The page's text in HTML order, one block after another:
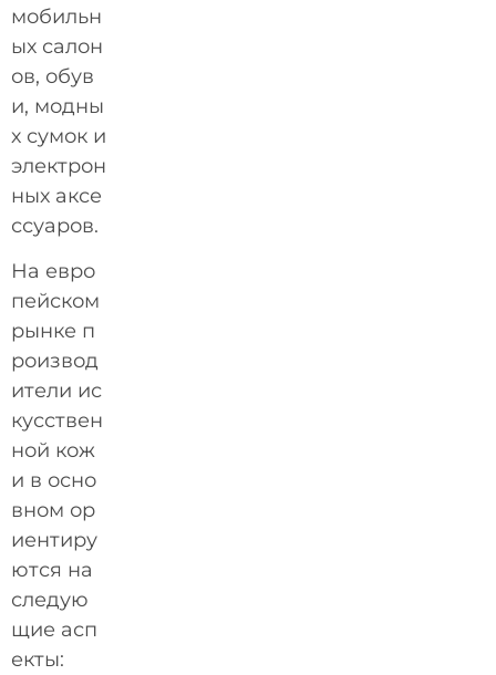
мобильн
ых салон
ов, обув
и, модны
х сумок и
электрон
ных аксе
ссуаров.
На евро
пейском
рынке п
роизвод
ители ис
кусствен
ной кож
и в осно
вном ор
иентиру
ются на
следую
щие асп
екты: